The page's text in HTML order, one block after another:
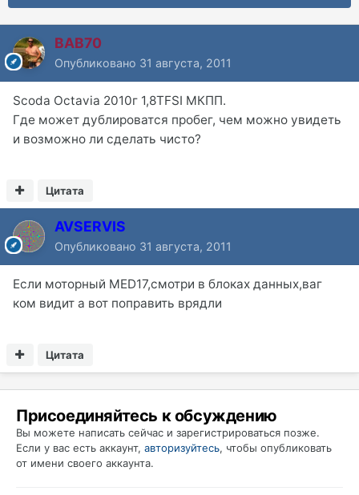
BAB70
Опубликовано 31 августа, 2011
Scoda Octavia 2010г 1,8TFSI МКПП.
Где может дублироватся пробег, чем можно увидеть
и возможно ли сделать чисто?
Цитата
AVSERVIS
Опубликовано 31 августа, 2011
Если моторный MED17,смотри в блоках данных,ваг
ком видит а вот поправить врядли
Цитата
Присоединяйтесь к обсуждению
Вы можете написать сейчас и зарегистрироваться позже.
Если у вас есть аккаунт, авторизуйтесь, чтобы опубликовать
от имени своего аккаунта.